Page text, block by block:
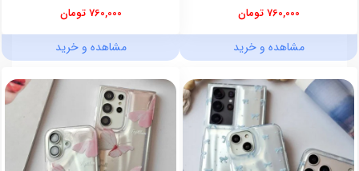
760,000 تومان
مشاهده و خرید
760,000 تومان
مشاهده و خرید